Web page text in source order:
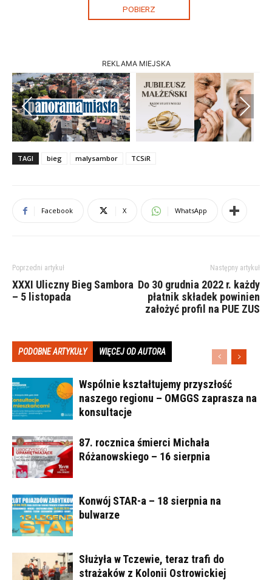
POBIERZ
REKLAMA MIEJSKA
Previous Next
TAGI bieg malysambor TCSiR
Facebook X WhatsApp
Poprzedni artykuł
XXXI Uliczny Bieg Sambora
– 5 listopada
Następny artykuł
Do 30 grudnia 2022 r. każdy
płatnik składek powinien
założyć profil na PUE ZUS
PODOBNE ARTYKUŁY WIĘCEJ OD AUTORA
Wspólnie kształtujemy przyszłość
naszego regionu – OMGGS zaprasza na
konsultacje
87. rocznica śmierci Michała
Różanowskiego – 16 sierpnia
Konwój STAR-a – 18 sierpnia na
bulwarze
Służyła w Tczewie, teraz trafi do
strażaków z Kolonii Ostrowickiej